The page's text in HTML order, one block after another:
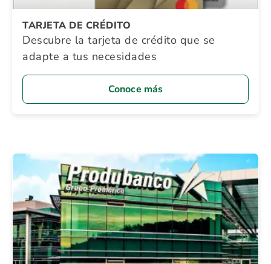
TARJETA DE CRÉDITO
Descubre la tarjeta de crédito que se
adapte a tus necesidades
Conoce más